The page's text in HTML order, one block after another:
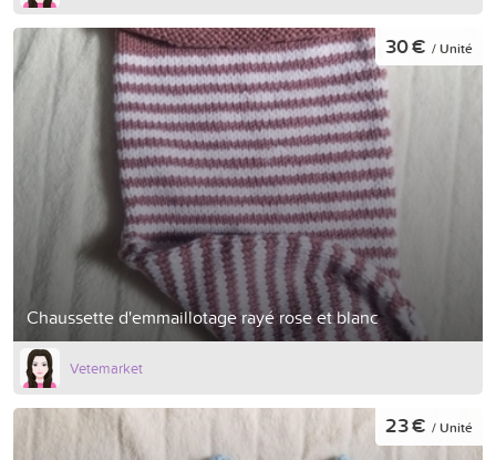
Chaussette d'emmaillotage rayé rose et blanc
30 € / Unité
Vetemarket
23 € / Unité